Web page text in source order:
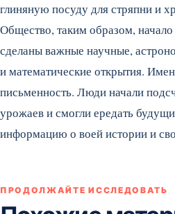
глиняную посуду для стряпни и
Общество, таким образом,
сделаны важные научные,
и математические открытия.
письменность. Люди начали
урожаев и смогли ередать
информацию о воей истории и
ПРОДОЛЖАЙТЕ ИССЛЕДОВАТЬ